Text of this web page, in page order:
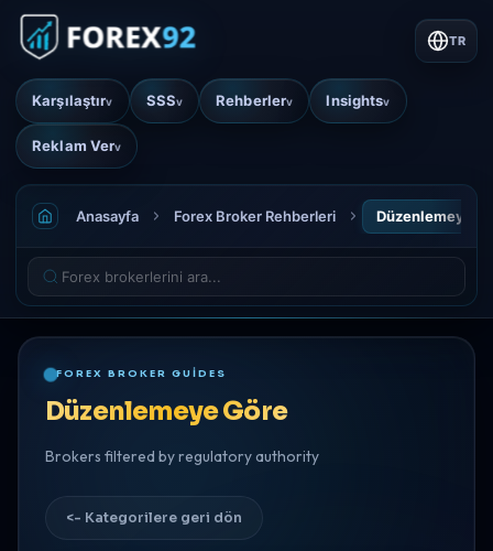
Karşılaştırv SSSv Rehberlerv Insightsv
Reklam Verv
TR
Anasayfa Forex Broker Rehberleri Düzenlemeye
FOREX BROKER GUIDES
Düzenlemeye Göre
Brokers filtered by regulatory authority
<- Kategorilere geri dön